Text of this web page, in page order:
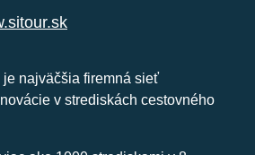
je najväčšia firemná sieť
v strediskách cestovného